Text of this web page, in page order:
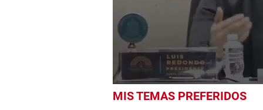
seconds
MIS TEMAS PREFERIDOS